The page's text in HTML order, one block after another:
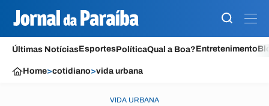
Últimas NotíciasEsportesPolíticaQual a Boa?Entretenimento
Home>cotidiano>vida urbana
VIDA URBANA